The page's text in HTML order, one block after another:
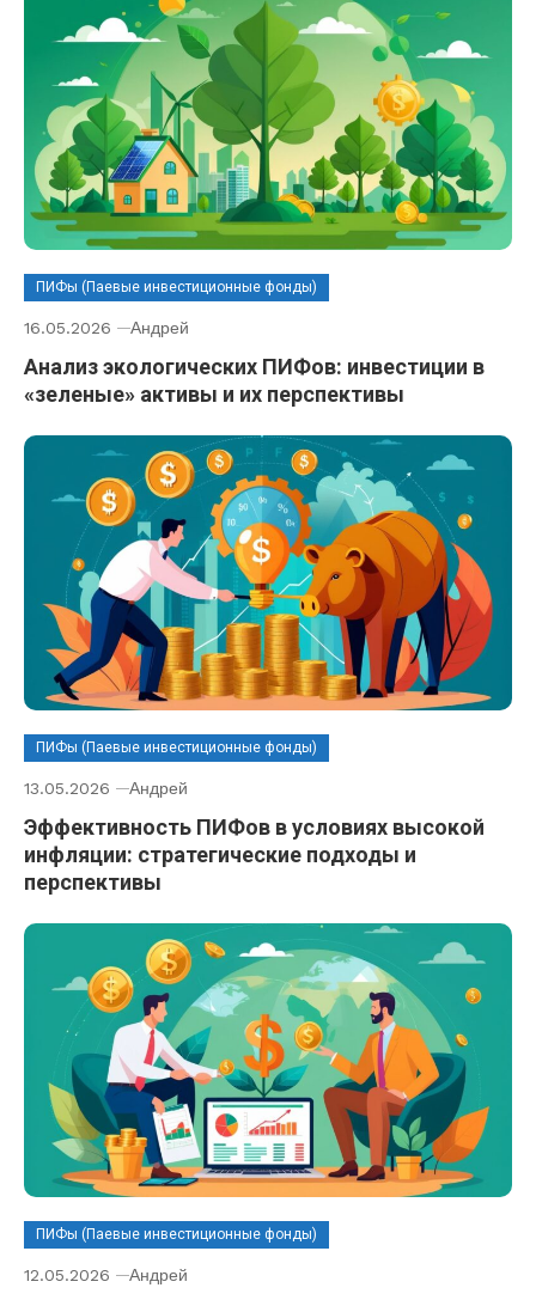
ПИФы (Паевые инвестиционные фонды)
16.05.2026 Андрей
Анализ экологических ПИФов: инвестиции в
«зеленые» активы и их перспективы
ПИФы (Паевые инвестиционные фонды)
13.05.2026 Андрей
Эффективность ПИФов в условиях высокой
инфляции: стратегические подходы и
перспективы
ПИФы (Паевые инвестиционные фонды)
12.05.2026 Андрей